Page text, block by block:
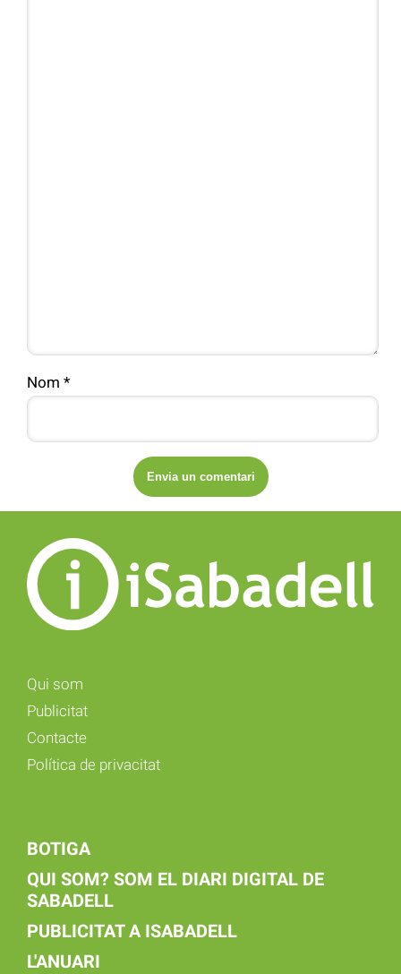
Nom *
Qui som
Publicitat
Contacte
Política de privacitat
BOTIGA
QUI SOM? SOM EL DIARI DIGITAL DE
SABADELL
PUBLICITAT A ISABADELL
L'ANUARI